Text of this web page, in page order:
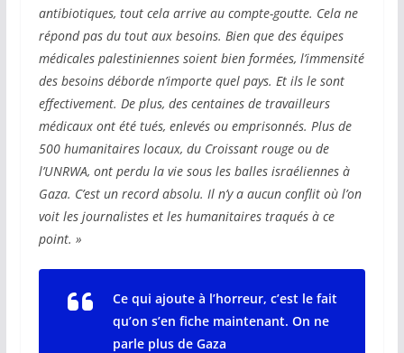
antibiotiques, tout cela arrive au compte-goutte. Cela ne
répond pas du tout aux besoins. Bien que des équipes
médicales palestiniennes soient bien formées, l’immensité
des besoins déborde n’importe quel pays. Et ils le sont
effectivement. De plus, des centaines de travailleurs
médicaux ont été tués, enlevés ou emprisonnés. Plus de
500 humanitaires locaux, du Croissant rouge ou de
l’UNRWA, ont perdu la vie sous les balles israéliennes à
Gaza. C’est un record absolu. Il n’y a aucun conflit où l’on
voit les journalistes et les humanitaires traqués à ce
point. »
Ce qui ajoute à l’horreur, c’est le fait
qu’on s’en fiche maintenant. On ne
parle plus de Gaza